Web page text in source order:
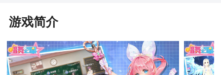
游戏简介